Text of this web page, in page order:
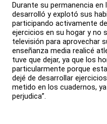
Durante su permanencia en
desarrolló y explotó sus
participando activamente
ejercicios en su hogar y no
televisión para aprovechar
enseñanza media realicé
tuve que dejar, ya que los
particularmente porque
dejé de desarrollar
metido en los cuadernos,
perjudica”.